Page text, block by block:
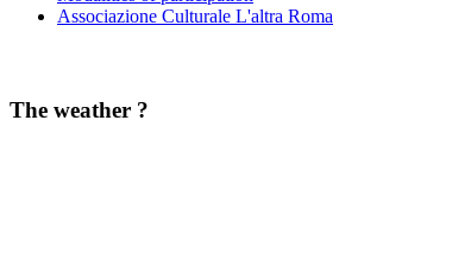
Associazione Culturale L'altra Roma
The weather ?